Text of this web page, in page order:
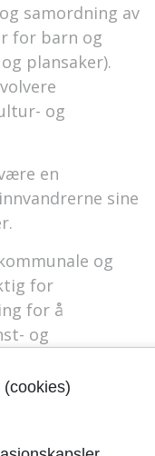
samordning av
for barn og
plansaker).
og
en
sine
og
for
for å
og
på et
og profesjonelle